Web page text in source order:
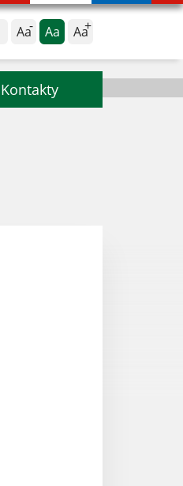
Aa Aa Aa
Kontakty